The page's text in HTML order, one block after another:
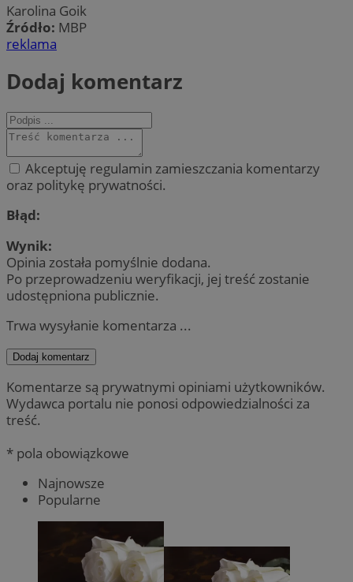
Karolina Goik
Źródło: MBP
reklama
Dodaj komentarz
Akceptuję regulamin zamieszczania komentarzy
oraz politykę prywatności.
Błąd:
Wynik:
Opinia została pomyślnie dodana.
Po przeprowadzeniu weryfikacji, jej treść zostanie
udostępniona publicznie.
Trwa wysyłanie komentarza ...
Dodaj komentarz
Komentarze są prywatnymi opiniami użytkowników.
Wydawca portalu nie ponosi odpowiedzialności za
treść.
* pola obowiązkowe
Najnowsze
Popularne